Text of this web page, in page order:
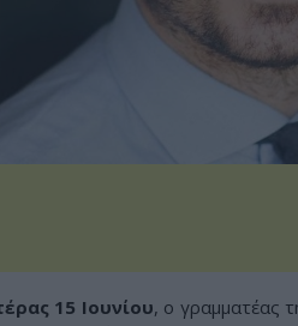
15 Ιουνίου, ο γραμματέας